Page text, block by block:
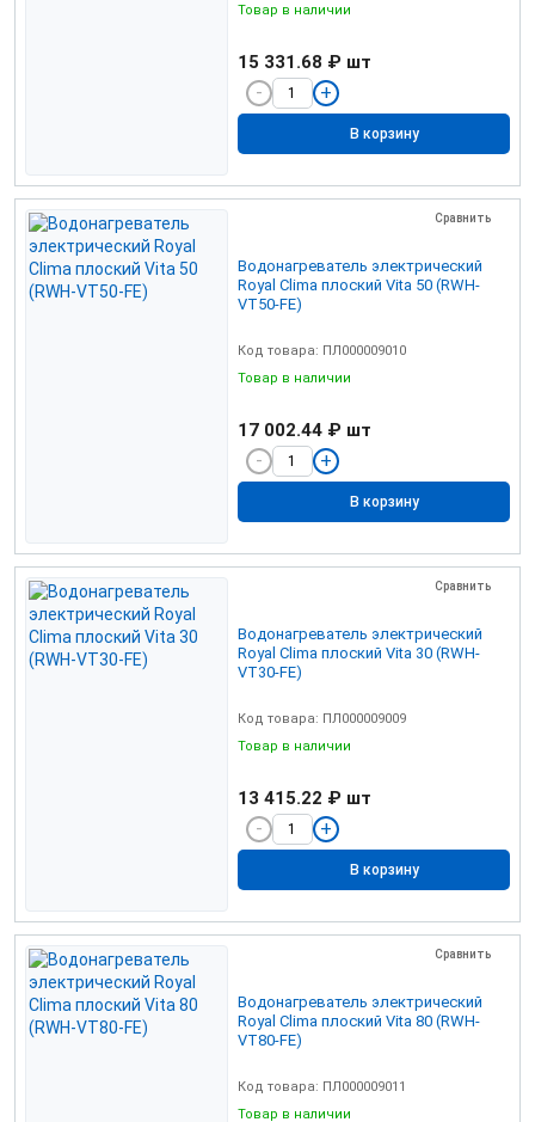
Товар в наличии
15 331.68 ₽ шт
В корзину
Сравнить
Водонагреватель электрический
Royal Clima плоский Vita 50 (RWH-
VT50-FE)
Код товара: ПЛ000009010
Товар в наличии
17 002.44 ₽ шт
В корзину
Сравнить
Водонагреватель электрический
Royal Clima плоский Vita 30 (RWH-
VT30-FE)
Код товара: ПЛ000009009
Товар в наличии
13 415.22 ₽ шт
В корзину
Сравнить
Водонагреватель электрический
Royal Clima плоский Vita 80 (RWH-
VT80-FE)
Код товара: ПЛ000009011
Товар в наличии